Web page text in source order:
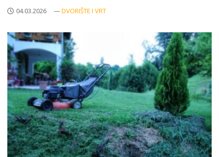
04.03.2026 —DVORIŠTE I VRT